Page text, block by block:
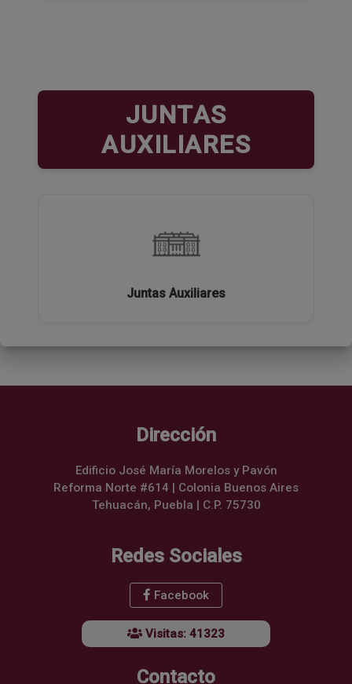
JUNTAS
AUXILIARES
Juntas Auxiliares
Dirección
Edificio José María Morelos y Pavón
Reforma Norte #614 | Colonia Buenos Aires
Tehuacán, Puebla | C.P. 75730
Redes Sociales
Facebook
Visitas: 41323
Contacto